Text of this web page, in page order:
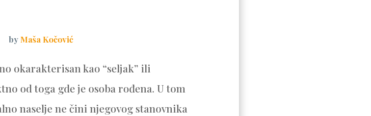
by Maša Kočović
okarakterisan kao “seljak” ili
od toga gde je osoba rođena. U tom
naselje ne čini njegovog stanovnika